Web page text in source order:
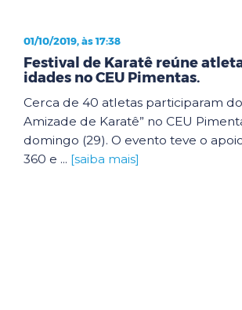
01/10/2019, às 17:38
Festival de Karatê reúne
idades no CEU Pimentas.
Cerca de 40 atletas participaram do
Amizade de Karatê” no CEU
domingo (29). O evento teve o
360 e ... [saiba mais]